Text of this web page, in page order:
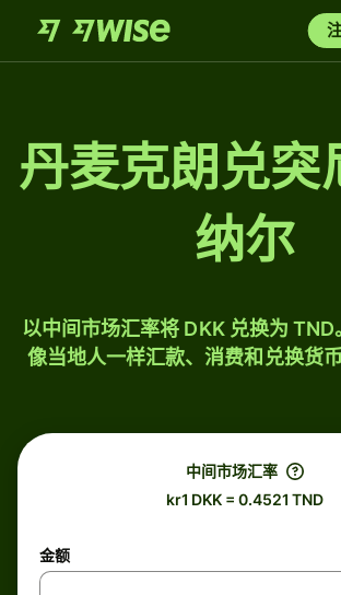
丹麦克朗兑突
纳尔
以中间市场汇率将 DKK 兑换为
像当地人一样汇款、消费和兑换货
中间市场汇率
kr1 DKK = 0.4521 TND
金额